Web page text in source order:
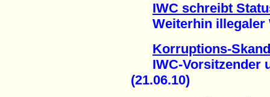
IWC schreibt
Weiterhin illegaler
Korruptions-
IWC-Vorsitzender
(21.06.10)